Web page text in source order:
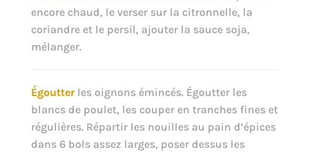
encore chaud, le verser sur la citronnelle, la
coriandre et le persil, ajouter la sauce soja,
mélanger.
Égoutterles oignons émincés. Égoutter les
blancs de poulet, les couper en tranches fines et
régulières. Répartir les nouilles au pain d’épices
dans 6 bols assez larges, poser dessus les